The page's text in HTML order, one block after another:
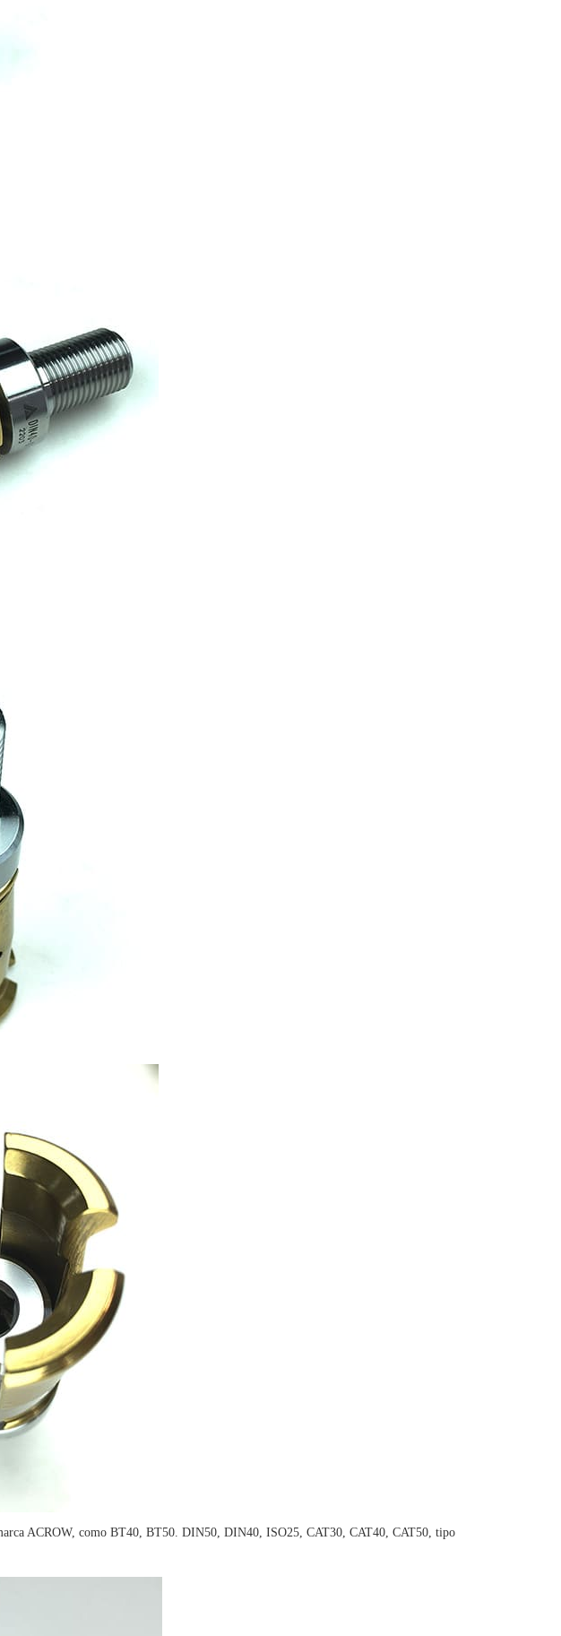
ACROW, como BT40, BT50. DIN50, DIN40, ISO25, CAT30, CAT40, CAT50, tipo